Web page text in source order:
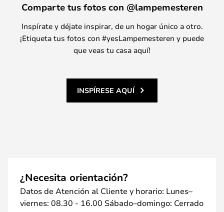
Comparte tus fotos con @lampemesteren
Inspírate y déjate inspirar, de un hogar único a otro.
¡Etiqueta tus fotos con #yesLampemesteren y puede
que veas tu casa aquí!
INSPÍRESE AQUÍ
¿Necesita orientación?
Datos de Atención al Cliente y horario: Lunes–
viernes: 08.30 - 16.00 Sábado–domingo: Cerrado